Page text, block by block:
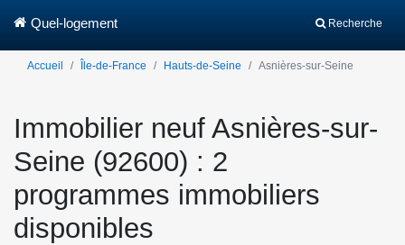
Recherche
Quel-logement
Accueil Île-de-France Hauts-de-Seine Asnières-sur-Seine
Immobilier neuf Asnières-sur-
Seine (92600) : 2
programmes immobiliers
disponibles